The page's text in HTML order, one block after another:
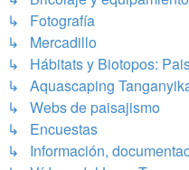
↳ Fotografía
↳ Mercadillo
↳ Hábitats y Biotopos:
↳ Aquascaping
↳ Webs de paisajismo
↳ Encuestas
↳ Información,